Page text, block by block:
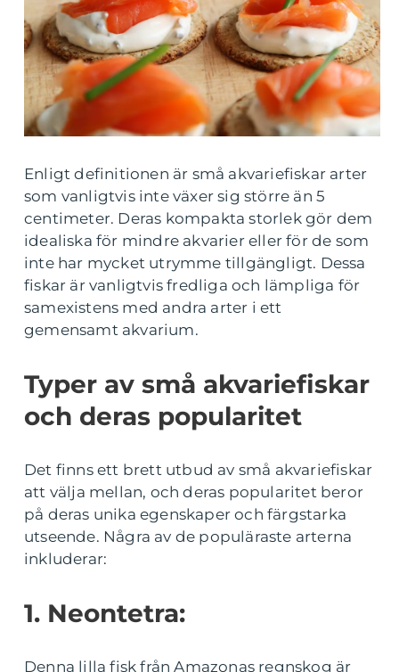
Enligt definitionen är små akvariefiskar arter
som vanligtvis inte växer sig större än 5
centimeter. Deras kompakta storlek gör dem
idealiska för mindre akvarier eller för de som
inte har mycket utrymme tillgängligt. Dessa
fiskar är vanligtvis fredliga och lämpliga för
samexistens med andra arter i ett
gemensamt akvarium.
Typer av små akvariefiskar
och deras popularitet
Det finns ett brett utbud av små akvariefiskar
att välja mellan, och deras popularitet beror
på deras unika egenskaper och färgstarka
utseende. Några av de populäraste arterna
inkluderar:
1. Neontetra:
Denna lilla fisk från Amazonas regnskog är